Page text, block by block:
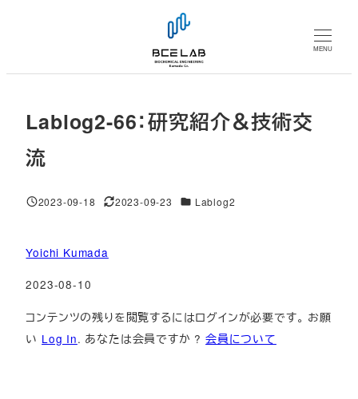
MENU
Lablog2-66：研究紹介＆技術交
流
投稿日
2023-09-18
更新日
2023-09-23 対象DB
Lablog2
Yoichi Kumada
2023-08-10
コンテンツの残りを閲覧するにはログインが必要です。 お願
い Log In. あなたは会員ですか ?会員について